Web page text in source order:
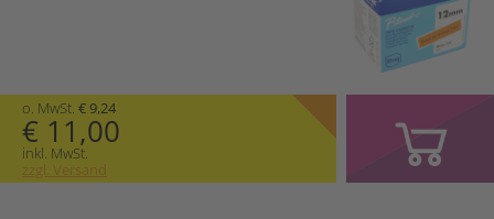
o. MwSt. € 9,24
€ 11,00
inkl. MwSt.
zzgl. Versand